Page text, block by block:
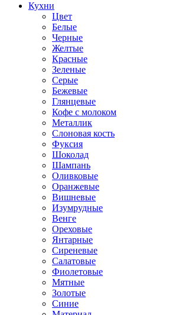
Кухни
Цвет
Белые
Черные
Желтые
Красные
Зеленые
Серые
Бежевые
Глянцевые
Кофе с молоком
Металлик
Слоновая кость
Фуксия
Шоколад
Шампань
Оливковые
Оранжевые
Вишневые
Изумрудные
Венге
Ореховые
Янтарные
Сиреневые
Салатовые
Фиолетовые
Мятные
Золотые
Синие